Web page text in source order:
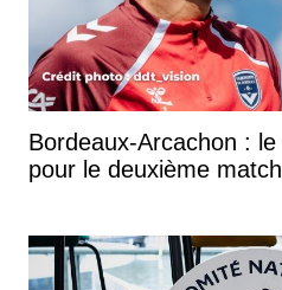
Bordeaux-Arcachon :
pour le deuxième